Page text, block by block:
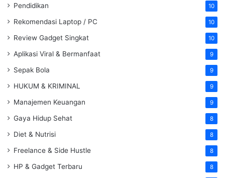
Pendidikan 10
Rekomendasi Laptop / PC 10
Review Gadget Singkat 10
Aplikasi Viral & Bermanfaat 9
Sepak Bola 9
HUKUM & KRIMINAL 9
Manajemen Keuangan 9
Gaya Hidup Sehat 8
Diet & Nutrisi 8
Freelance & Side Hustle 8
HP & Gadget Terbaru 8